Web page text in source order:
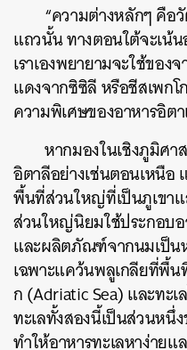
“ความต่างหลักๆ คือ
แถวนั้น ทางตอนใต้จะเน้
เราเองพยายามจะใช้ขอ
แดงจากซิซิลี หรือชีสเพกโ
ความพิเศษของอาหารอิต
หากมองในเชิงภูมิศ
อิตาลีอย่างเช่นตอนเหนื
พื้นที่ส่วนใหญ่ที่เป็นภูเขา
ส่วนใหญ่นิยมใช้ประกอบอ
และผลิตภัณฑ์จากนมเป็น
เฉพาะแคว้นพลูเกลียที่พื้
ก (Adriatic Sea) และทะเ
ทะเลทั้งสองนี้เป็นส่วนหนึ่ง
ทำให้อาหารทะเลหาง่าย